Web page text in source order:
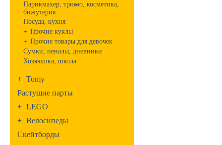
Парикмахер, трюмо, косметика,
бижутерия
Посуда, кухня
+ Прочие куклы
+ Прочие товары для девочек
Сумки, пеналы, дневники
Хозяюшка, школа
+ Tomy
Растущие парты
+ LEGO
+ Велосипеды
Скейтборды